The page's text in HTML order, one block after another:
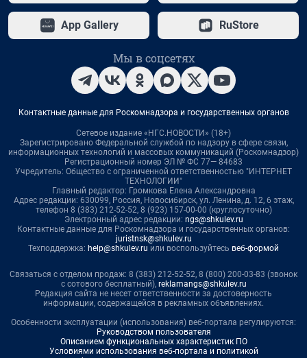
App Gallery RuStore
Мы в соцсетях
Контактные данные для Роскомнадзора и государственных органов
Сетевое издание «НГС.НОВОСТИ» (18+)
Зарегистрировано Федеральной службой по надзору в сфере связи,
информационных технологий и массовых коммуникаций (Роскомнадзор)
Регистрационный номер ЭЛ № ФС 77— 84683
Учредитель: Общество с ограниченной ответственностью "ИНТЕРНЕТ
ТЕХНОЛОГИИ"
Главный редактор: Громкова Елена Александровна
Адрес редакции: 630099, Россия, Новосибирск, ул. Ленина, д. 12, 6 этаж,
телефон 8 (383) 212-52-52, 8 (923) 157-00-00 (круглосуточно)
Электронный адрес редакции: ngs@shkulev.ru
Контактные данные для Роскомнадзора и государственных органов:
juristnsk@shkulev.ru
Техподдержка: help@shkulev.ru или воспользуйтесь веб-формой
Связаться с отделом продаж: 8 (383) 212-52-52, 8 (800) 200-03-83 (звонок
с сотового бесплатный), reklamangs@shkulev.ru
Редакция сайта не несет ответственности за достоверность
информации, содержащейся в рекламных объявлениях.
Особенности эксплуатации (использования) веб-портала регулируются:
Руководством пользователя
Описанием функциональных характеристик ПО
Условиями использования веб-портала и политикой